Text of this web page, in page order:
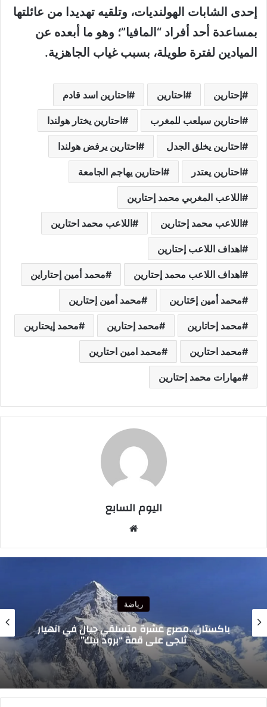
إحدى الشابات الهولنديات، وتلقيه تهديدا من عائلتها
بمساعدة أحد أفراد “المافيا”؛ وهو ما أبعده عن
الميادين لفترة طويلة، بسبب غياب الجاهزية.
إحتارين احتارين احتارين اسد قادم
احتارين سيلعب للمغرب احتارين يختار هولندا
احتارين يخلق الجدل احتارين يرفض هولندا
احتارين يعتدر احتارين يهاجم الجامعة
اللاعب المغربي محمد إحتارين
اللاعب محمد إحتارين اللاعب محمد احتارين
اهداف اللاعب إحتارين
اهداف اللاعب محمد إحتارين محمد أمين إحتاراين
محمد أمين إحَتارين محمد أمين إحتارين
محمد إحاتارين محمد إحتارين محمد إيحتارين
محمد احتارين محمد امين احتارين
مهارات محمد إحتارين
اليوم السابع
رياضة
الدولي المغربي رضوان حلحال ينضم إلى فينيزيا
الإيطالي